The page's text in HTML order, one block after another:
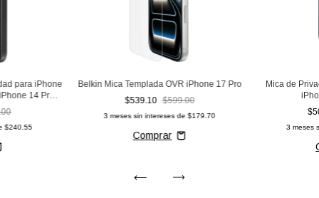
para iPhone
14 Pro
$240.55
Belkin Mica Templada OVR iPhone 17 Pro
$539.10 $599.00
3 meses sin intereses de$179.70
Mica de
3 meses